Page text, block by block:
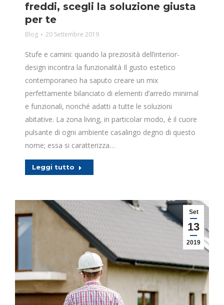
freddi, scegli la soluzione giusta
per te
Blog 20 Settembre 2019
Stufe e camini: quando la preziosità dell’interior-
design incontra la funzionalità Il gusto estetico
contemporaneo ha saputo creare un mix
perfettamente bilanciato di elementi d’arredo minimal
e funzionali, nonché adatti a tutte le soluzioni
abitative. La zona living, in particolar modo, è il cuore
pulsante di ogni ambiente casalingo degno di questo
nome; essa si caratterizza…
Leggi tutto
Set
13
2019